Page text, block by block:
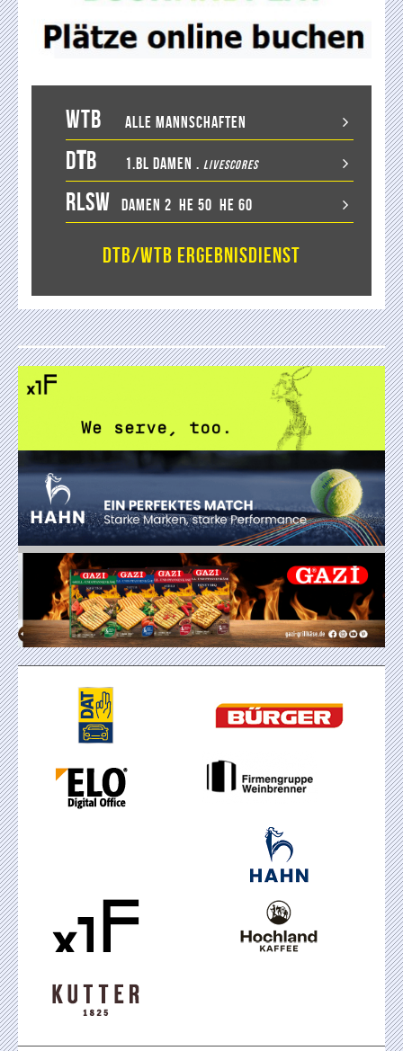
WTB Alle Mannschaften
DTB 1.BL Damen . LiveScores
RLSW Damen 2 He 50 He 60
DTB/WTB Ergebnisdienst